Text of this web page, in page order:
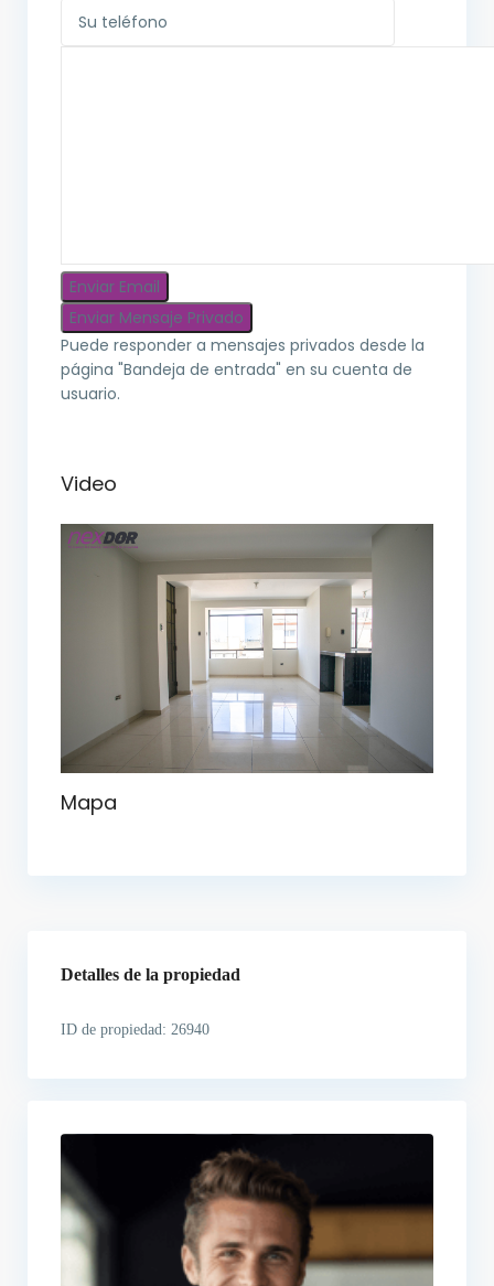
Puede responder a mensajes privados desde la
página "Bandeja de entrada" en su cuenta de
usuario.
Video
Mapa
Detalles de la propiedad
ID de propiedad: 26940